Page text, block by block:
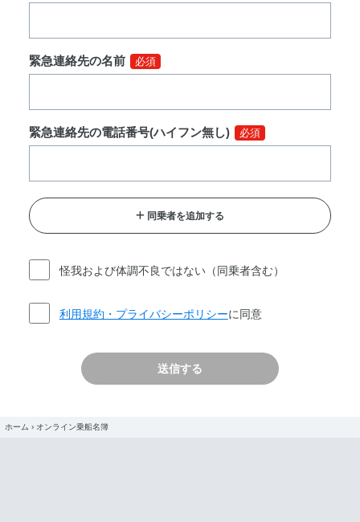
緊急連絡先の名前 必須
緊急連絡先の電話番号(ハイフン無し) 必須
同乗者を追加する
怪我および体調不良ではない（同乗者含む）
利用規約・プライバシーポリシーに同意
ホーム › オンライン乗船名簿